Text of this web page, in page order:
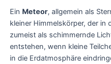
Ein Meteor, allgemein als
kleiner Himmelskörper, der in
zumeist als schimmernde
entstehen, wenn kleine
in die Erdatmosphäre